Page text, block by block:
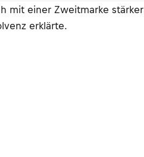
mit einer Zweitmarke stärker
erklärte.